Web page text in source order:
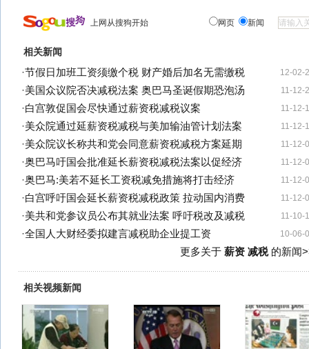
上网从搜狗开始 网页 新闻
相关新闻
12-02-
·节假日加班工资须缴个税 财产婚后加名无需缴税
11-12-
·美国众议院否决减税法案 奥巴马圣诞假期恐泡汤
11-12-
·白宫敦促国会尽快通过薪资税减税议案
11-12-
·美众院通过延薪资税减税与美加输油管计划法案
11-12-
·美众院议长称共和党会同意薪资税减税方案延期
11-12-
·奥巴马吁国会批准延长薪资税减税法案以促经济
11-12-
·奥巴马:美若不延长工资税减免措施将打击经济
11-12-
·白宫呼吁国会延长薪资税减税政策 拉动国内消费
11-10-
·美共和党参议员公布其就业法案 呼吁税改及减税
10-06-
·全国人大财经委拟建言减税助企业提工资
更多关于 薪资 减税的新闻
相关视频新闻